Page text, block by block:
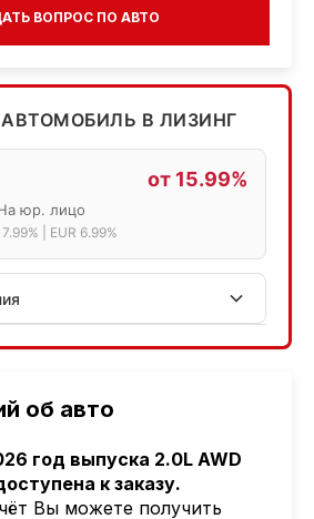
об авто
год выпуска 2.0L AWD
к заказу.
Вы можете получить
ВОПРОС ПО АВТО
В ЛИЗИНГ
от 15.99%
юр. лицо
| EUR 6.99%
| USD 7.99% | EUR 6.99%
"Проще простого" 18.9%